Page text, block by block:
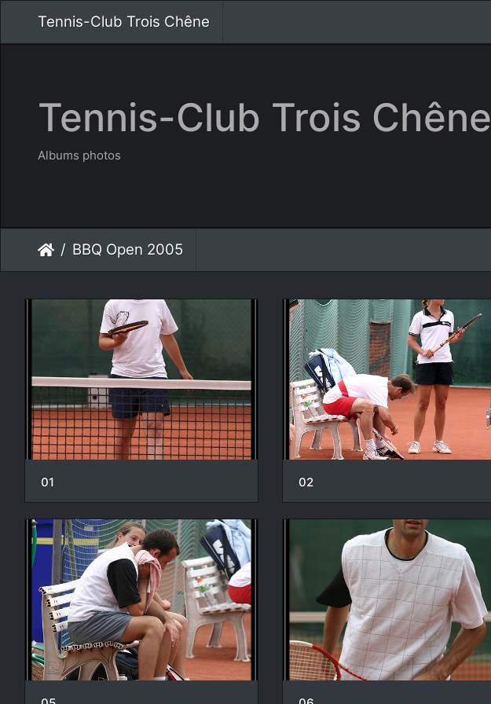
Tennis-Club Trois Chêne
Tennis-Club Trois Chêne
Albums photos
BBQ Open 2005
01 02